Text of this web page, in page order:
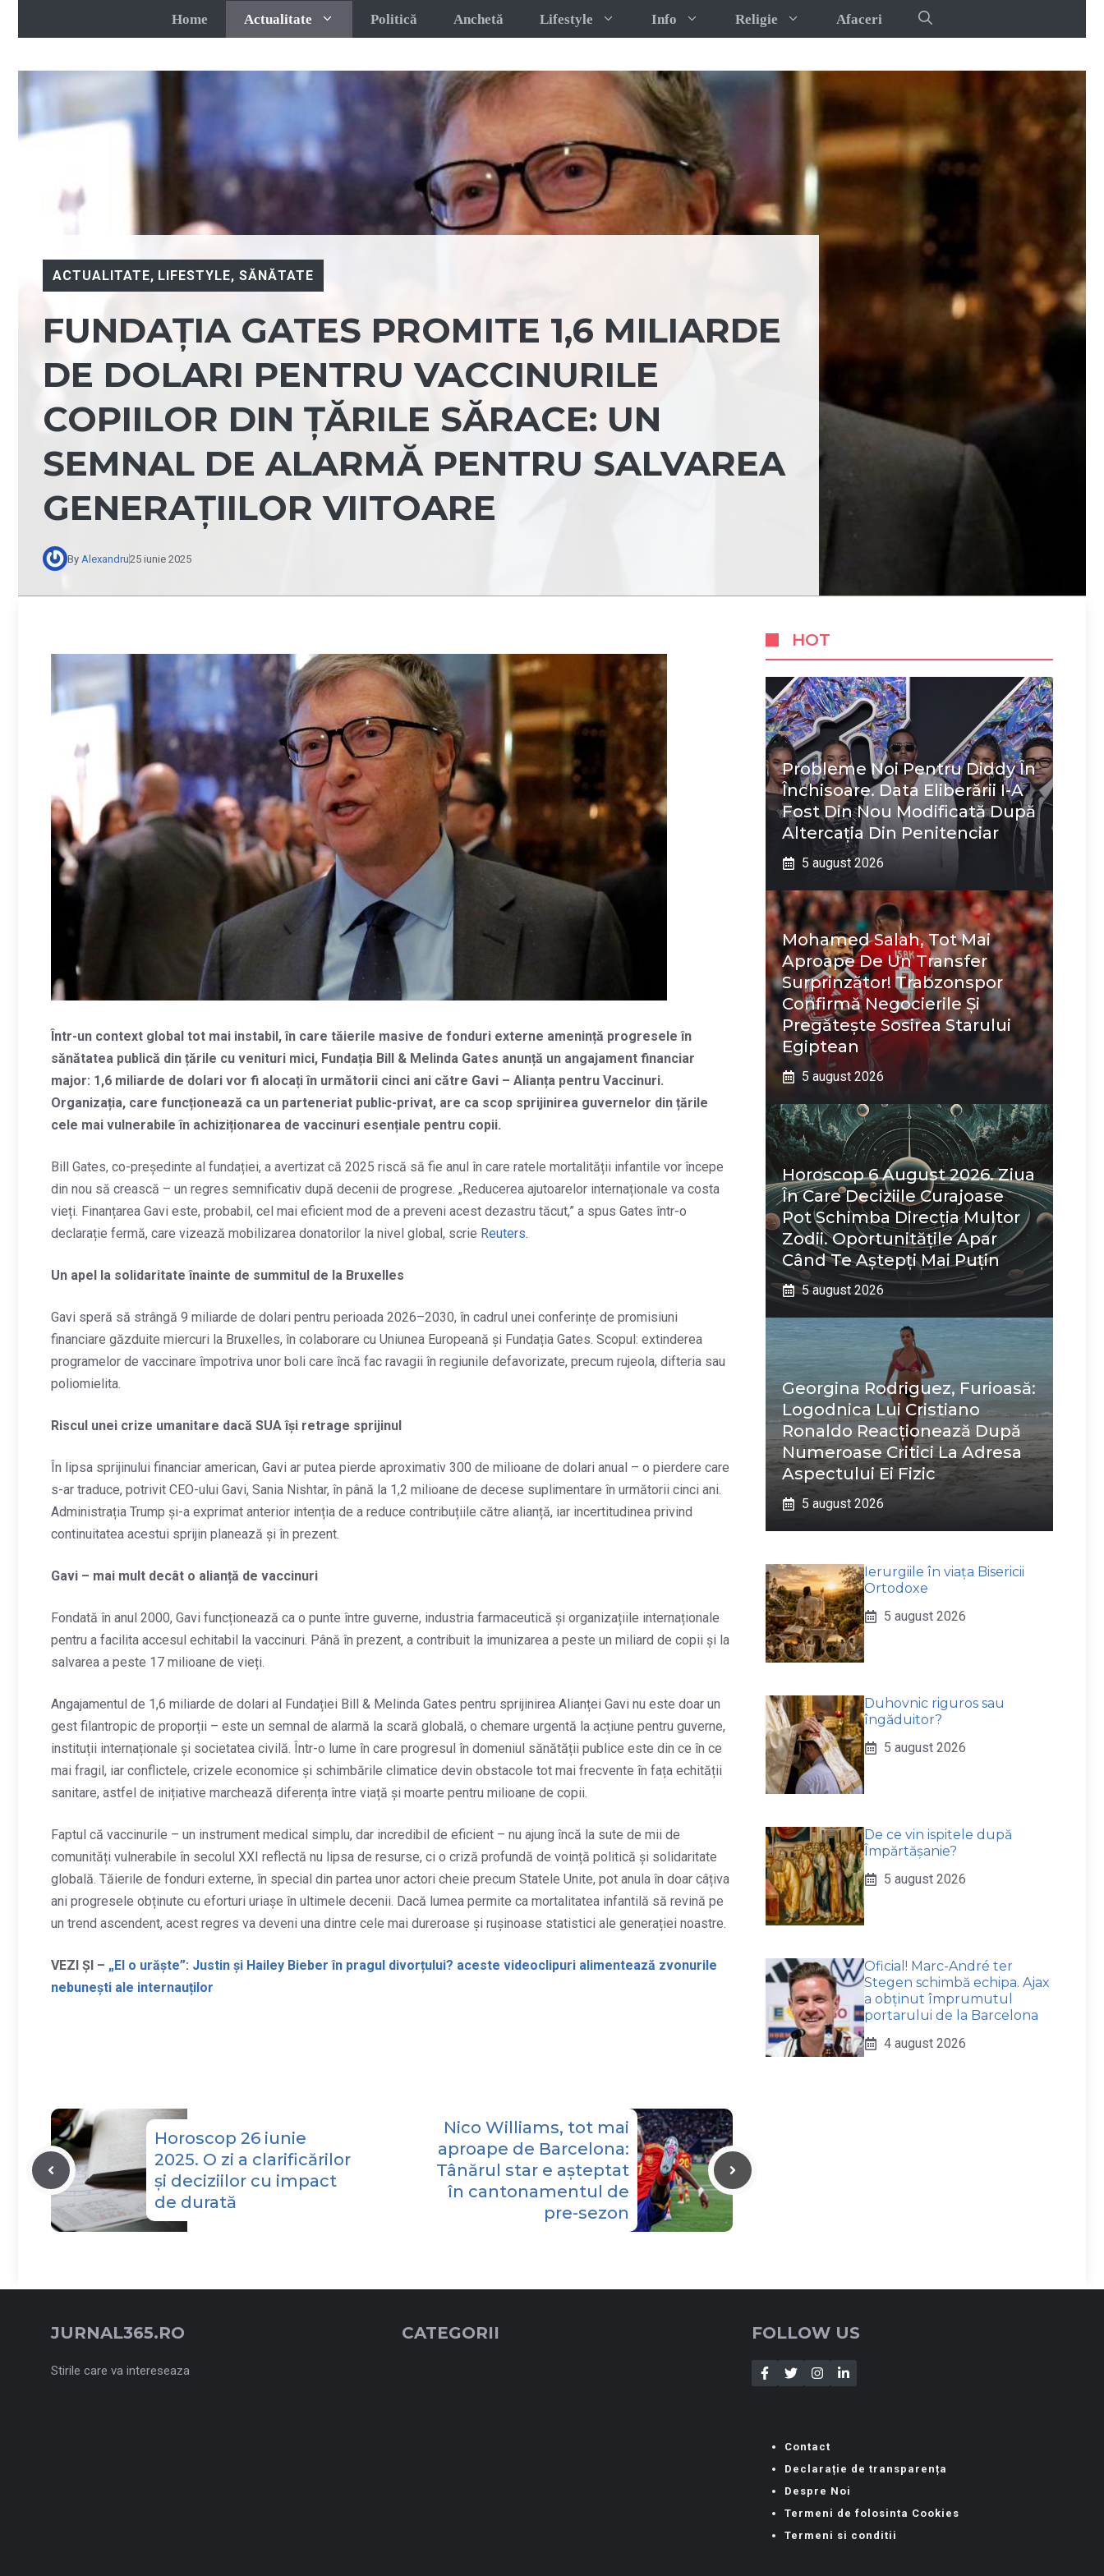
Home Actualitate Politică Anchetă Lifestyle Info Religie Afaceri
ACTUALITATE, LIFESTYLE,SĂNĂTATE
FUNDAȚIA GATES PROMITE 1,6 MILIARDE
DE DOLARI PENTRU VACCINURILE
COPIILOR DIN ȚĂRILE SĂRACE: UN
SEMNAL DE ALARMĂ PENTRU SALVAREA
GENERAȚIILOR VIITOARE
By Alexandru25 iunie 2025
Într-un context global tot mai instabil, în care tăierile masive de fonduri externe amenință progresele în
sănătatea publică din țările cu venituri mici, Fundația Bill & Melinda Gates anunță un angajament financiar
major: 1,6 miliarde de dolari vor fi alocați în următorii cinci ani către Gavi – Alianța pentru Vaccinuri.
Organizația, care funcționează ca un parteneriat public-privat, are ca scop sprijinirea guvernelor din țările
cele mai vulnerabile în achiziționarea de vaccinuri esențiale pentru copii.
Bill Gates, co-președinte al fundației, a avertizat că 2025 riscă să fie anul în care ratele mortalității infantile vor începe
din nou să crească – un regres semnificativ după decenii de progrese. „Reducerea ajutoarelor internaționale va costa
vieți. Finanțarea Gavi este, probabil, cel mai eficient mod de a preveni acest dezastru tăcut,” a spus Gates într-o
declarație fermă, care vizează mobilizarea donatorilor la nivel global, scrie Reuters.
Un apel la solidaritate înainte de summitul de la Bruxelles
Gavi speră să strângă 9 miliarde de dolari pentru perioada 2026–2030, în cadrul unei conferințe de promisiuni
financiare găzduite miercuri la Bruxelles, în colaborare cu Uniunea Europeană și Fundația Gates. Scopul: extinderea
programelor de vaccinare împotriva unor boli care încă fac ravagii în regiunile defavorizate, precum rujeola, difteria sau
poliomielita.
Riscul unei crize umanitare dacă SUA își retrage sprijinul
În lipsa sprijinului financiar american, Gavi ar putea pierde aproximativ 300 de milioane de dolari anual – o pierdere care
s-ar traduce, potrivit CEO-ului Gavi, Sania Nishtar, în până la 1,2 milioane de decese suplimentare în următorii cinci ani.
Administrația Trump și-a exprimat anterior intenția de a reduce contribuțiile către alianță, iar incertitudinea privind
continuitatea acestui sprijin planează și în prezent.
Gavi – mai mult decât o alianță de vaccinuri
Fondată în anul 2000, Gavi funcționează ca o punte între guverne, industria farmaceutică și organizațiile internaționale
pentru a facilita accesul echitabil la vaccinuri. Până în prezent, a contribuit la imunizarea a peste un miliard de copii și la
salvarea a peste 17 milioane de vieți.
Angajamentul de 1,6 miliarde de dolari al Fundației Bill & Melinda Gates pentru sprijinirea Alianței Gavi nu este doar un
gest filantropic de proporții – este un semnal de alarmă la scară globală, o chemare urgentă la acțiune pentru guverne,
instituții internaționale și societatea civilă. Într-o lume în care progresul în domeniul sănătății publice este din ce în ce
mai fragil, iar conflictele, crizele economice și schimbările climatice devin obstacole tot mai frecvente în fața echității
sanitare, astfel de inițiative marchează diferența între viață și moarte pentru milioane de copii.
Faptul că vaccinurile – un instrument medical simplu, dar incredibil de eficient – nu ajung încă la sute de mii de
comunități vulnerabile în secolul XXI reflectă nu lipsa de resurse, ci o criză profundă de voință politică și solidaritate
globală. Tăierile de fonduri externe, în special din partea unor actori cheie precum Statele Unite, pot anula în doar câțiva
ani progresele obținute cu eforturi uriașe în ultimele decenii. Dacă lumea permite ca mortalitatea infantilă să revină pe
un trend ascendent, acest regres va deveni una dintre cele mai dureroase și rușinoase statistici ale generației noastre.
VEZI ȘI – „El o urăște”: Justin și Hailey Bieber în pragul divorțului? aceste videoclipuri alimentează zvonurile
nebunești ale internauților
Horoscop 26 iunie
2025. O zi a clarificărilor
și deciziilor cu impact
de durată
Nico Williams, tot mai
aproape de Barcelona:
Tânărul star e așteptat
în cantonamentul de
pre-sezon
HOT
Probleme Noi Pentru Diddy În
Închisoare. Data Eliberării I-A
Fost Din Nou Modificată După
Altercația Din Penitenciar
5 august 2026
Mohamed Salah, Tot Mai
Aproape De Un Transfer
Surprinzător! Trabzonspor
Confirmă Negocierile Și
Pregătește Sosirea Starului
Egiptean
5 august 2026
Horoscop 6 August 2026. Ziua
În Care Deciziile Curajoase
Pot Schimba Direcția Multor
Zodii. Oportunitățile Apar
Când Te Aștepți Mai Puțin
5 august 2026
Georgina Rodriguez, Furioasă:
Logodnica Lui Cristiano
Ronaldo Reacționează După
Numeroase Critici La Adresa
Aspectului Ei Fizic
5 august 2026
Ierurgiile în viața Bisericii
Ortodoxe
5 august 2026
Duhovnic riguros sau
îngăduitor?
5 august 2026
De ce vin ispitele după
Împărtășanie?
5 august 2026
Oficial! Marc-André ter
Stegen schimbă echipa. Ajax
a obținut împrumutul
portarului de la Barcelona
4 august 2026
JURNAL365.RO
Stirile care va intereseaza
CATEGORII FOLLOW US
Contact
Declarație de transparența
Despre Noi
Termeni de folosinta Cookies
Termeni si conditii